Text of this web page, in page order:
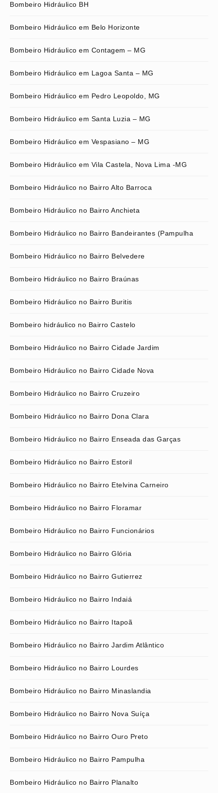
Bombeiro Hidráulico BH
Bombeiro Hidráulico em Belo Horizonte
Bombeiro Hidráulico em Contagem – MG
Bombeiro Hidráulico em Lagoa Santa – MG
Bombeiro Hidráulico em Pedro Leopoldo, MG
Bombeiro Hidráulico em Santa Luzia – MG
Bombeiro Hidráulico em Vespasiano – MG
Bombeiro Hidráulico em Vila Castela, Nova Lima -MG
Bombeiro Hidráulico no Bairro Alto Barroca
Bombeiro Hidráulico no Bairro Anchieta
Bombeiro Hidráulico no Bairro Bandeirantes (Pampulha
Bombeiro Hidráulico no Bairro Belvedere
Bombeiro Hidráulico no Bairro Braúnas
Bombeiro Hidráulico no Bairro Buritis
Bombeiro hidráulico no Bairro Castelo
Bombeiro Hidráulico no Bairro Cidade Jardim
Bombeiro Hidráulico no Bairro Cidade Nova
Bombeiro Hidráulico no Bairro Cruzeiro
Bombeiro Hidráulico no Bairro Dona Clara
Bombeiro Hidráulico no Bairro Enseada das Garças
Bombeiro Hidráulico no Bairro Estoril
Bombeiro Hidráulico no Bairro Etelvina Carneiro
Bombeiro Hidráulico no Bairro Floramar
Bombeiro Hidráulico no Bairro Funcionários
Bombeiro Hidráulico no Bairro Glória
Bombeiro Hidráulico no Bairro Gutierrez
Bombeiro Hidráulico no Bairro Indaiá
Bombeiro Hidráulico no Bairro Itapoã
Bombeiro Hidráulico no Bairro Jardim Atlântico
Bombeiro Hidráulico no Bairro Lourdes
Bombeiro Hidráulico no Bairro Minaslandia
Bombeiro Hidráulico no Bairro Nova Suíça
Bombeiro Hidráulico no Bairro Ouro Preto
Bombeiro Hidráulico no Bairro Pampulha
Bombeiro Hidráulico no Bairro Planalto